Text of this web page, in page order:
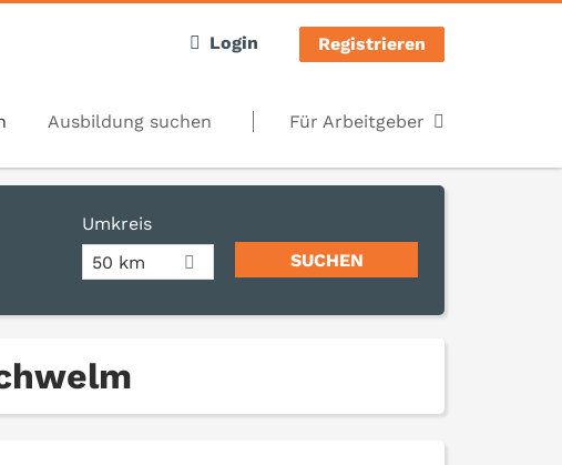
Login Registrieren
Ausbildung suchen Für Arbeitgeber
Umkreis
50 km